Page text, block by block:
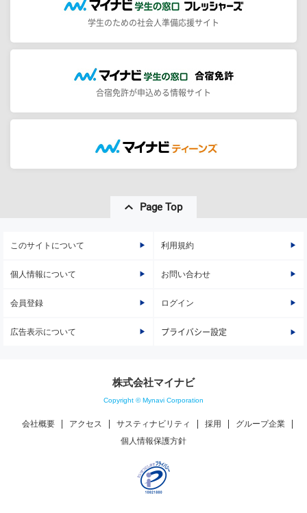
学生のための社会人準備応援サイト
合宿免許が申込める情報サイト
Page Top
このサイトについて 利用規約
個人情報について お問い合わせ
会員登録 ログイン
広告表示について プライバシー設定
株式会社マイナビ
Copyright © Mynavi Corporation
会社概要 アクセス サスティナビリティ 採用
グループ企業
個人情報保護方針